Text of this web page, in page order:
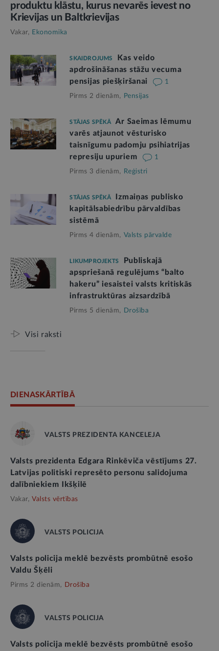
produktu klāstu, kurus nevarēs ievest no
Krievijas un Baltkrievijas
Vakar, Ekonomika
SKAIDROJUMS
Kas veido
apdrošināšanas stāžu vecuma
pensijas piešķiršanai
1
Pirms 2 dienām, Pensijas
STĀJAS SPĒKĀ
Ar Saeimas lēmumu
varēs atjaunot vēsturisko
taisnīgumu padomju psihiatrijas
represiju upuriem
1
Pirms 3 dienām, Reģistri
STĀJAS SPĒKĀ
Izmaiņas publisko
kapitālsabiedrību pārvaldības
sistēmā
Pirms 4 dienām, Valsts pārvalde
LIKUMPROJEKTS
Publiskajā
apspriešanā regulējums “balto
hakeru” iesaistei valsts kritiskās
infrastruktūras aizsardzībā
Pirms 5 dienām, Drošība
Visi raksti
DIENASKĀRTĪBĀ
VALSTS PREZIDENTA KANCELEJA
Valsts prezidenta Edgara Rinkēviča vēstījums 27.
Latvijas politiski represēto personu salidojuma
dalībniekiem Ikšķilē
Vakar, Valsts vērtības
VALSTS POLICIJA
Valsts policija meklē bezvēsts prombūtnē esošo
Valdu Šķēli
Pirms 2 dienām, Drošība
VALSTS POLICIJA
Valsts policija meklē bezvēsts prombūtnē esošo